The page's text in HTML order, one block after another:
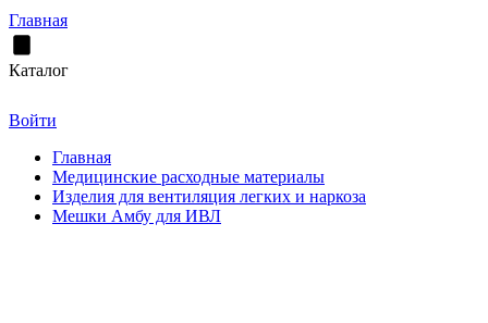
Главная
Каталог
Войти
Главная
Медицинские расходные материалы
Изделия для вентиляция легких и наркоза
Мешки Амбу для ИВЛ